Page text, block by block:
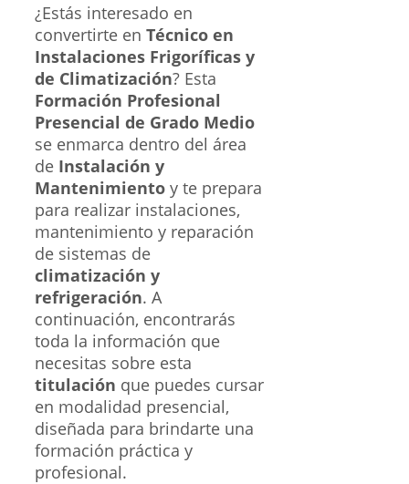
¿Estás interesado en
convertirte en Técnico en
Instalaciones Frigoríficas y
de Climatización? Esta
Formación Profesional
Presencial de Grado Medio
se enmarca dentro del área
de Instalación y
Mantenimiento y te prepara
para realizar instalaciones,
mantenimiento y reparación
de sistemas de
climatización y
refrigeración. A
continuación, encontrarás
toda la información que
necesitas sobre esta
titulación que puedes cursar
en modalidad presencial,
diseñada para brindarte una
formación práctica y
profesional.